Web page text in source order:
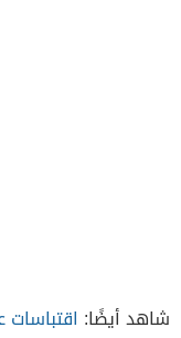
شاهد أيضًا: اقتباسات